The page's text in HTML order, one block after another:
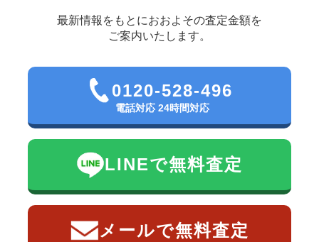
最新情報をもとにおおよその査定金額を
ご案内いたします。
0120-528-496
電話対応 24時間対応
LINEで無料査定
メールで無料査定